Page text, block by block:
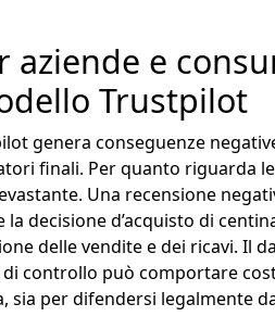
aziende e
Trustpilot
genera conseguenze
finali. Per quanto riguarda
Una recensione
decisione d’acquisto di
delle vendite e dei ricavi. Il
controllo può comportare
sia per difendersi legalmente